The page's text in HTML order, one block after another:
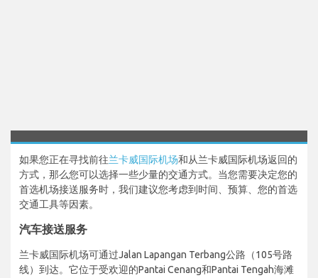
如果您正在寻找前往兰卡威国际机场和从兰卡威国际机场返回的
方式，那么您可以选择一些少量的交通方式。当您需要决定您的
首选机场接送服务时，我们建议您考虑到时间、预算、您的首选
交通工具等因素。
汽车接送服务
兰卡威国际机场可通过Jalan Lapangan Terbang公路（105号路
线）到达。它位于受欢迎的Pantai Cenang和Pantai Tengah海滩